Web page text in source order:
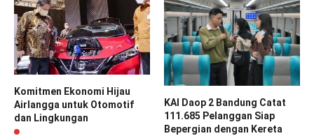
Komitmen Ekonomi Hijau
Airlangga untuk Otomotif
dan Lingkungan
KAI Daop 2 Bandung Catat
111.685 Pelanggan Siap
Bepergian dengan Kereta